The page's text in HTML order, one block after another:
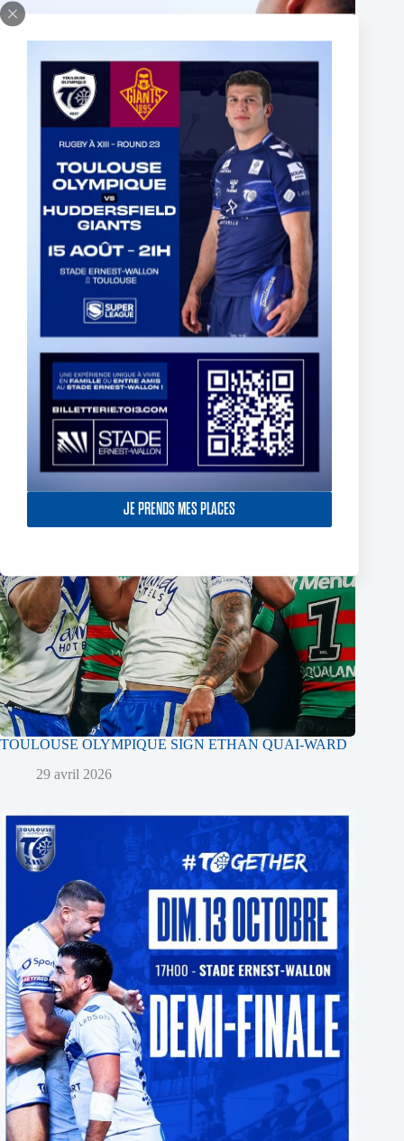
JE PRENDS MES PLACES
UK – MATHIEU JUSSAUME SIGNS A THREE-YEAR
CONTRACT EXTENSION
TOULOUSE OLYMPIQUE SIGN ETHAN QUAI-WARD
29 avril 2026